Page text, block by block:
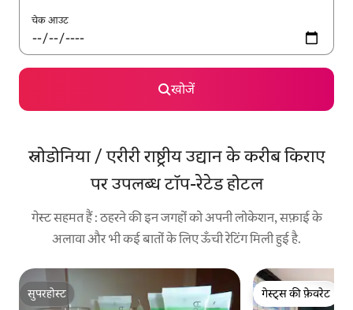
चेक आउट
खोजें
स्नोडोनिया / एरीरी राष्ट्रीय उद्यान के करीब किराए
पर उपलब्ध टॉप-रेटेड होटल
गेस्ट सहमत हैं : ठहरने की इन जगहों को अपनी लोकेशन, सफ़ाई के
अलावा और भी कई बातों के लिए ऊँची रेटिंग मिली हुई है.
सुपरहोस्ट
सुपरहोस्ट
गेस्ट्स की फ़ेवरेट
गेस्ट्स की फ़ेवरेट